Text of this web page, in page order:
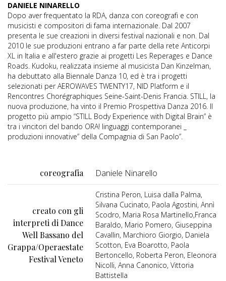
DANIELE NINARELLO
Dopo aver frequentato la RDA, danza con coreografi e con
musicisti e compositori di fama internazionale. Dal 2007
presenta le sue creazioni in diversi festival nazionali e non. Dal
2010 le sue produzioni entrano a far parte della rete Anticorpi
XL in Italia e all'estero grazie ai progetti Les Reperages e Dance
Roads. Kudoku, realizzata insieme al musicista Dan Kinzelman,
ha debuttato alla Biennale Danza 10, ed è tra i progetti
selezionati per AEROWAVES TWENTY17, NID Platform e il
Rencontres Chorégraphiques Seine-Saint-Denis Francia. STILL, la
nuova produzione, ha vinto il Premio Prospettiva Danza 2016. Il
progetto più ampio “STILL Body Experience with Digital Brain” è
tra i vincitori del bando ORA! linguaggi contemporanei _
produzioni innovative” della Compagnia di San Paolo”.
coreografia Daniele Ninarello
creato con gli
interpreti di Dance
Well Bassano del
Grappa/Operaestate
Festival Veneto
Cristina Peron, Luisa dalla Palma,
Silvana Cucinato, Paola Agostini, Annì
Scodro, Maria Rosa Martinello,Franca
Baraldo, Mario Pomero, Giuseppina
Cavallin, Marchioro Giorgio, Daniela
Scotton, Eva Boarotto, Paola
Bertoncello, Roberta Peron, Eleonora
Nicolli, Anna Canonico, Vittoria
Battistella